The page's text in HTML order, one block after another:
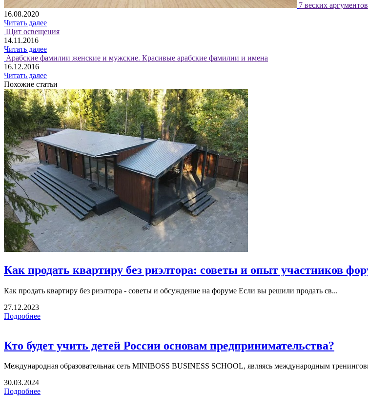
7 веских
16.08.2020
Читать далее
Щит освещения
14.11.2016
Читать далее
Арабские фамилии женские и мужские. Красивые арабские фамилии и имена
16.12.2016
Читать далее
Похожие статьи
Как продать квартиру без риэлтора: советы и опыт участников
Как продать квартиру без риэлтора - советы и обсуждение на форуме Если вы решили продать св...
27.12.2023
Подробнее
Кто будет учить детей России основам предпринимательства?
Международная образовательная сеть MINIBOSS BUSINESS SCHOOL, являясь международным
30.03.2024
Подробнее